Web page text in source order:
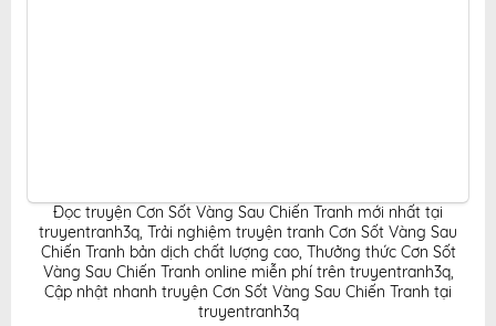
Đọc truyện Cơn Sốt Vàng Sau Chiến Tranh mới nhất tại
truyentranh3q, Trải nghiệm truyện tranh Cơn Sốt Vàng Sau
Chiến Tranh bản dịch chất lượng cao, Thưởng thức Cơn Sốt
Vàng Sau Chiến Tranh online miễn phí trên truyentranh3q,
Cập nhật nhanh truyện Cơn Sốt Vàng Sau Chiến Tranh tại
truyentranh3q